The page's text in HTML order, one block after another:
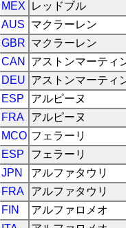
MEX
レッドブル
AUS
マクラーレン
GBR マクラーレン
CAN
アストンマーティ
DEU アストンマーティ
ESP
アルピーヌ
FRA
アルピーヌ
MCO フェラーリ
ESP
フェラーリ
JPN
アルファタウリ
FRA
アルファタウリ
FIN
アルファロメオ